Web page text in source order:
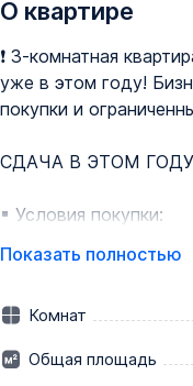
О квартире
❗ 3-комнатная
уже в этом году!
покупки и
СДАЧА В ЭТОМ
▪ Условия покупки:
14 300 ₽/мес.
10 100 ₽/мес.
❗ Важно: 10 июня
Показать полностью
Комнат
Общая площадь